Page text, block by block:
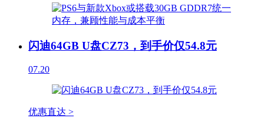
闪迪64GB U盘CZ73，到手价仅54.8元
07.20
优惠直达 >